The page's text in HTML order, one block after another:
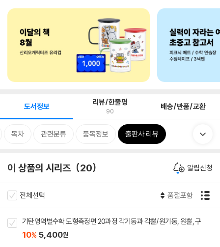
도서정보 리뷰/한줄평
90 배송/반품/교환
목차 관련분류 품목정보 출판사 리뷰
이 상품의 시리즈 20 알림신청
전체선택 품절포함
기탄영역별수학 도형측정편 20과정 각기둥과 각뿔/원기둥, 원뿔, 구
10% 5,400원